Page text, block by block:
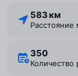
583 км
350